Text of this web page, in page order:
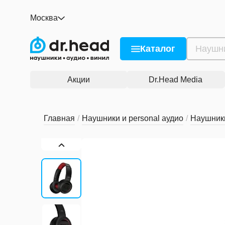
Москва
Каталог
Акции Dr.Head Media
Главная / Наушники и personal аудио /
Описание и характеристики Рейтинг и отзывы